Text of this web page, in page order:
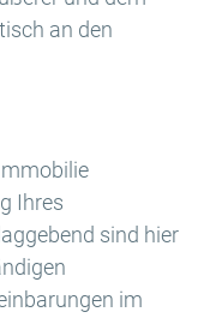
an den
Ihres
sind hier
im